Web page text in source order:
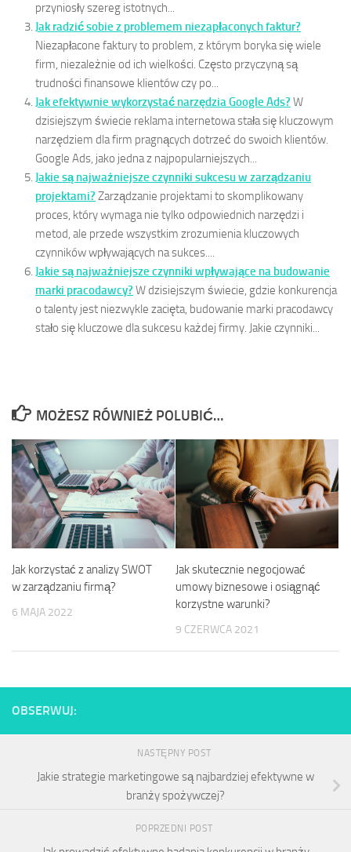
przyniosły szereg istotnych...
Jak radzić sobie z problemem niezapłaconych faktur?
Niezapłacone faktury to problem, z którym boryka się wiele
firm, niezależnie od ich wielkości. Często przyczyną są
trudności finansowe klientów czy po...
Jak efektywnie wykorzystać narzędzia Google Ads? W
dzisiejszym świecie reklama internetowa stała się kluczowym
narzędziem dla firm pragnących dotrzeć do swoich klientów.
Google Ads, jako jedna z najpopularniejszych...
Jakie są najważniejsze czynniki sukcesu w zarządzaniu
projektami? Zarządzanie projektami to skomplikowany
proces, który wymaga nie tylko odpowiednich narzędzi i
metod, ale przede wszystkim zrozumienia kluczowych
czynników wpływających na sukces....
Jakie są najważniejsze czynniki wpływające na budowanie
marki pracodawcy? W dzisiejszym świecie, gdzie konkurencja
o talenty jest niezwykle zacięta, budowanie marki pracodawcy
stało się kluczowe dla sukcesu każdej firmy. Jakie czynniki...
MOŻESZ RÓWNIEŻ POLUBIĆ…
Jak korzystać z analizy SWOT
w zarządzaniu firmą?
6 MAJA 2022
Jak skutecznie negocjować
umowy biznesowe i osiągnąć
korzystne warunki?
9 CZERWCA 2021
OBSERWUJ:
NASTĘPNY POST
Jakie strategie marketingowe są najbardziej efektywne w
branży spożywczej?
POPRZEDNI POST